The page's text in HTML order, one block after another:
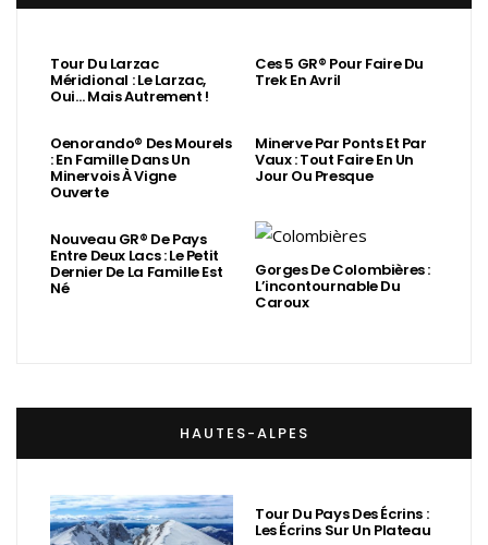
Tour Du Larzac
Méridional : Le Larzac,
Oui… Mais Autrement !
Ces 5 GR® Pour Faire Du
Trek En Avril
Oenorando® Des Mourels
: En Famille Dans Un
Minervois À Vigne
Ouverte
Minerve Par Ponts Et Par
Vaux : Tout Faire En Un
Jour Ou Presque
Nouveau GR® De Pays
Entre Deux Lacs : Le Petit
Dernier De La Famille Est
Né
Gorges De Colombières :
L’incontournable Du
Caroux
HAUTES-ALPES
Tour Du Pays Des Écrins :
Les Écrins Sur Un Plateau